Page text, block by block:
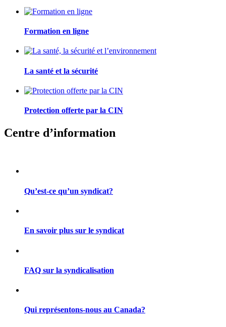
Formation en ligne
La santé et la sécurité
Protection offerte par la CIN
Centre d’information
Qu’est-ce qu’un syndicat?
En savoir plus sur le syndicat
FAQ sur la syndicalisation
Qui représentons-nous au Canada?